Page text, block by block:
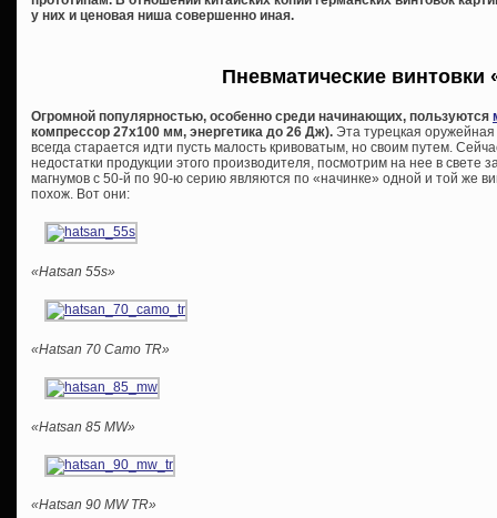
у них и ценовая ниша совершенно иная.
Пневматические винтовки
Огромной популярностью, особенно среди начинающих, пользуются
компрессор 27х100 мм, энергетика до 26 Дж). Эта турецкая
всегда старается идти пусть малость кривоватым, но своим путем.
недостатки продукции этого производителя, посмотрим на нее в свете
магнумов с 50-й по 90-ю серию являются по «начинке» одной и той же
похож. Вот они:
«Hatsan 55s»
«Hatsan 70 Camo TR»
«Hatsan 85 MW»
«Hatsan 90 MW TR»